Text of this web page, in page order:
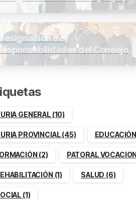
de última generación
Designación de
responsabilidades del Consejo
Provincial 2026-2030
GENERAL(10)
PROVINCIAL(45) EDUCACIÓN
(2) PATORAL
(1) SALUD (6)
(1)